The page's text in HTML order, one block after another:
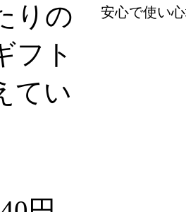
安心で使い
りの
フト
てい